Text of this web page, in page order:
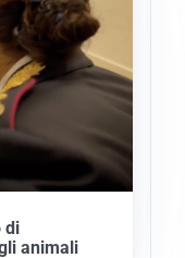
di
animali